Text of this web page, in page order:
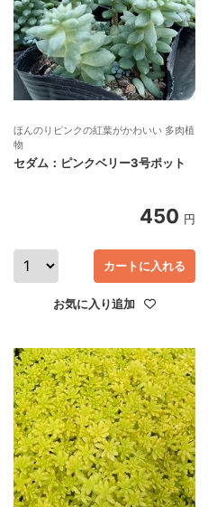
ほんのりピンクの紅葉がかわいい 多肉植
物
セダム：ピンクベリー3号ポット
450 円
お気に入り追加
カートに入れる